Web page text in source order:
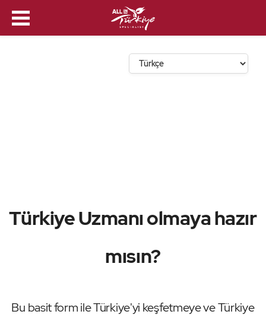
Dil Seçin
Türkiye Uzmanı olmaya hazır
mısın?
Bu basit form ile Türkiye'yi keşfetmeye ve Türkiye